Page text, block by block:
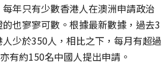
年只有少數香港人在澳洲申請政治
也寥寥可數。根據最新數據，過去3
少於350人，相比之下，每月有超過
有約150名中國人提出申請。